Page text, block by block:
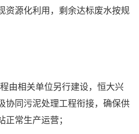
资源化利用，剩余达标废水按规
由相关单位另行建设，恒大兴
协同污泥处理工程衔接，确保供
正常生产运营；